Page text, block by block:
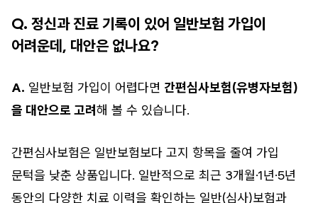
Q. 정신과 진료 기록이 있어 일반보험 가입이
어려운데, 대안은 없나요?
A. 일반보험 가입이 어렵다면 간편심사보험(유병자보험)
을 대안으로 고려해 볼 수 있습니다.
간편심사보험은 일반보험보다 고지 항목을 줄여 가입
문턱을 낮춘 상품입니다. 일반적으로 최근 3개월·1년·5년
동안의 다양한 치료 이력을 확인하는 일반(심사)보험과